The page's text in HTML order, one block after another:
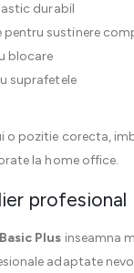
durabil
sustinere
blocare
suprafetele
pozitie corecta,
la home office.
profesional
Plus inseamna
adaptate